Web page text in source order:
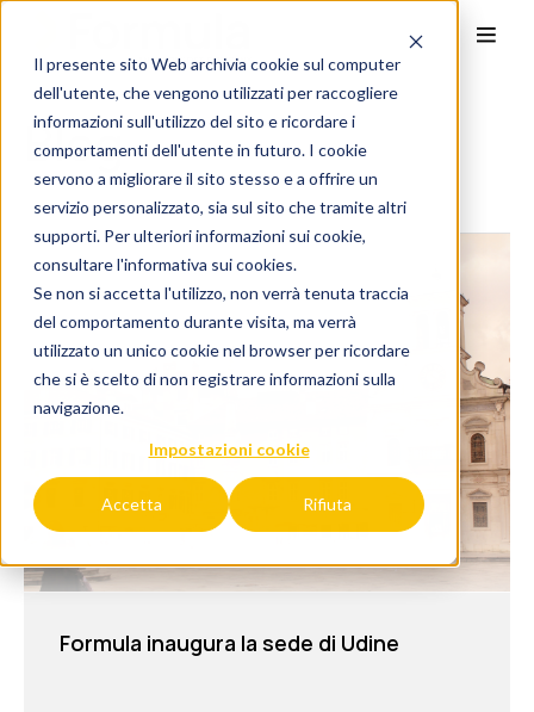
Il presente sito Web archivia cookie sul computer
dell'utente, che vengono utilizzati per raccogliere
informazioni sull'utilizzo del sito e ricordare i
comportamenti dell'utente in futuro. I cookie
servono a migliorare il sito stesso e a offrire un
servizio personalizzato, sia sul sito che tramite altri
supporti. Per ulteriori informazioni sui cookie,
consultare l'informativa sui cookies.
Se non si accetta l'utilizzo, non verrà tenuta traccia
del comportamento durante visita, ma verrà
utilizzato un unico cookie nel browser per ricordare
che si è scelto di non registrare informazioni sulla
navigazione.
Impostazioni cookie
Accetta Rifiuta
Blog
Formula inaugura la sede di Udine